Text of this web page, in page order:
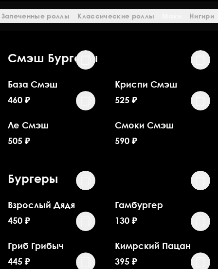
Запеченные роллы Классические роллы Нигири
Смэш Бургеры
База Смэш
460 ₽
Криспи Смэш
525 ₽
Ле Смэш
505 ₽
Смоки Смэш
590 ₽
Бургеры
Взрослый Дядя
450 ₽
Гамбургер
130 ₽
Гриб Грибыч
445 ₽
Кимрский Пацан
395 ₽